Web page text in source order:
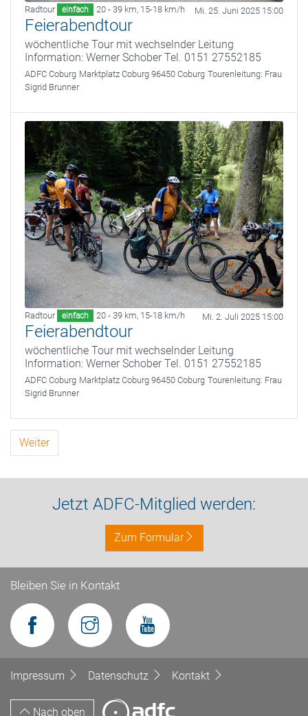
Radtour einfach 20 - 39 km, 15-18 km/h Mi. 25. Juni 2025 15:00
Feierabendtour
wöchentliche Tour mit wechselnder Leitung
Information: Werner Schober Tel. 0151 27552185
ADFC Coburg Marktplatz Coburg 96450 Coburg Tourenleitung: Frau
Sigrid Brunner
Radtour einfach 20 - 39 km, 15-18 km/h Mi. 2. Juli 2025 15:00
Feierabendtour
wöchentliche Tour mit wechselnder Leitung
Information: Werner Schober Tel. 0151 27552185
ADFC Coburg Marktplatz Coburg 96450 Coburg Tourenleitung: Frau
Sigrid Brunner
Weiter
Jetzt ADFC-Mitglied werden:
Zum Formular
Bleiben Sie in Kontakt
Impressum Datenschutz Kontakt
Nach oben